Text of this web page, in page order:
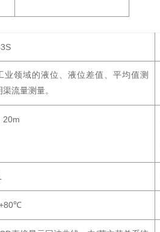
业领域的液位、液位差值、平均值测
流量测量。
20m
℃